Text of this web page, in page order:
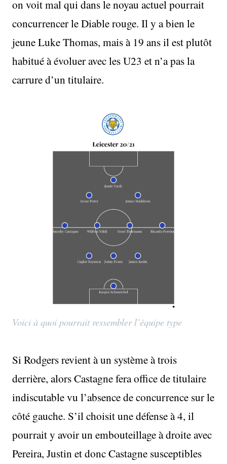
on voit mal qui dans le noyau actuel pourrait
concurrencer le Diable rouge. Il y a bien le
jeune Luke Thomas, mais à 19 ans il est plutôt
habitué à évoluer avec les U23 et n’a pas la
carrure d’un titulaire.
Voici à quoi pourrait ressembler l’équipe type
Si Rodgers revient à un système à trois
derrière, alors Castagne fera office de titulaire
indiscutable vu l’absence de concurrence sur le
côté gauche. S’il choisit une défense à 4, il
pourrait y avoir un embouteillage à droite avec
Pereira, Justin et donc Castagne susceptibles